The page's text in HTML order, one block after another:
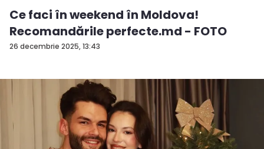
26 decembrie 2025, 13:43
Ce faci în weekend în Moldova!
Recomandările perfecte.md - FOTO